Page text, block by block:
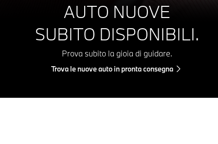
AUTO NUOVE
SUBITO DISPONIBILI.
Prova subito la gioia di guidare.
Trova le nuove auto in pronta consegna